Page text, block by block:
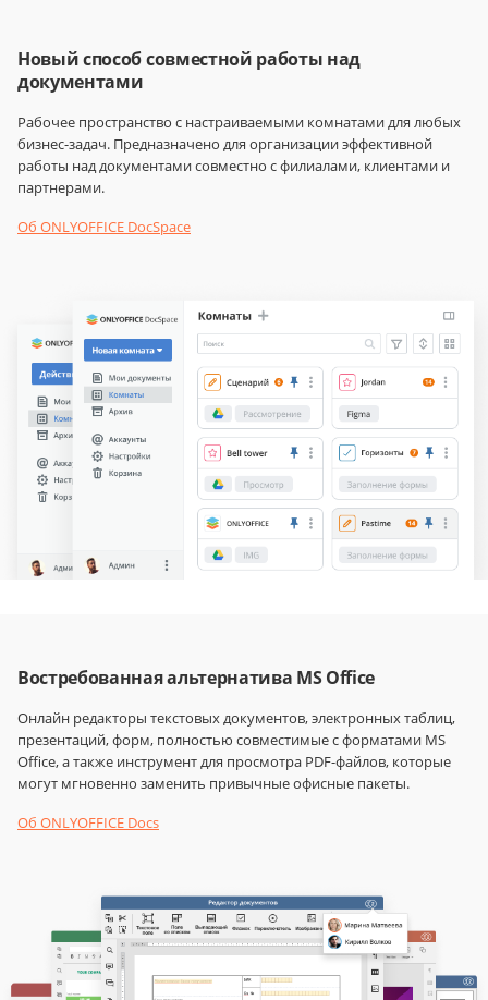
Новый способ совместной работы над
документами
Рабочее пространство с настраиваемыми комнатами для любых
бизнес-задач. Предназначено для организации эффективной
работы над документами совместно с филиалами, клиентами и
партнерами.
Об ONLYOFFICE DocSpace
Востребованная альтернатива MS Office
Онлайн редакторы текстовых документов, электронных таблиц,
презентаций, форм, полностью совместимые с форматами MS
Office, а также инструмент для просмотра PDF-файлов, которые
могут мгновенно заменить привычные офисные пакеты.
Об ONLYOFFICE Docs